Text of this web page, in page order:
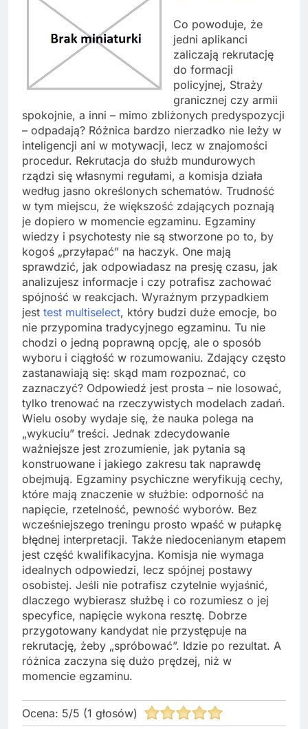
Co powoduje, że
jedni aplikanci
zaliczają rekrutację
do formacji
policyjnej, Straży
granicznej czy armii
spokojnie, a inni – mimo zbliżonych predyspozycji
– odpadają? Różnica bardzo nierzadko nie leży w
inteligencji ani w motywacji, lecz w znajomości
procedur. Rekrutacja do służb mundurowych
rządzi się własnymi regułami, a komisja działa
według jasno określonych schematów. Trudność
w tym miejscu, że większość zdających poznają
je dopiero w momencie egzaminu. Egzaminy
wiedzy i psychotesty nie są stworzone po to, by
kogoś „przyłapać” na haczyk. One mają
sprawdzić, jak odpowiadasz na presję czasu, jak
analizujesz informacje i czy potrafisz zachować
spójność w reakcjach. Wyraźnym przypadkiem
jest test multiselect, który budzi duże emocje, bo
nie przypomina tradycyjnego egzaminu. Tu nie
chodzi o jedną poprawną opcję, ale o sposób
wyboru i ciągłość w rozumowaniu. Zdający często
zastanawiają się: skąd mam rozpoznać, co
zaznaczyć? Odpowiedź jest prosta – nie losować,
tylko trenować na rzeczywistych modelach zadań.
Wielu osoby wydaje się, że nauka polega na
„wykuciu” treści. Jednak zdecydowanie
ważniejsze jest zrozumienie, jak pytania są
konstruowane i jakiego zakresu tak naprawdę
obejmują. Egzaminy psychiczne weryfikują cechy,
które mają znaczenie w służbie: odporność na
napięcie, rzetelność, pewność wyborów. Bez
wcześniejszego treningu prosto wpaść w pułapkę
błędnej interpretacji. Także niedocenianym etapem
jest część kwalifikacyjna. Komisja nie wymaga
idealnych odpowiedzi, lecz spójnej postawy
osobistej. Jeśli nie potrafisz czytelnie wyjaśnić,
dlaczego wybierasz służbę i co rozumiesz o jej
specyfice, napięcie wykona resztę. Dobrze
przygotowany kandydat nie przystępuje na
rekrutację, żeby „spróbować”. Idzie po rezultat. A
różnica zaczyna się dużo prędzej, niż w
momencie egzaminu.
Ocena: 5/5 (1 głosów)